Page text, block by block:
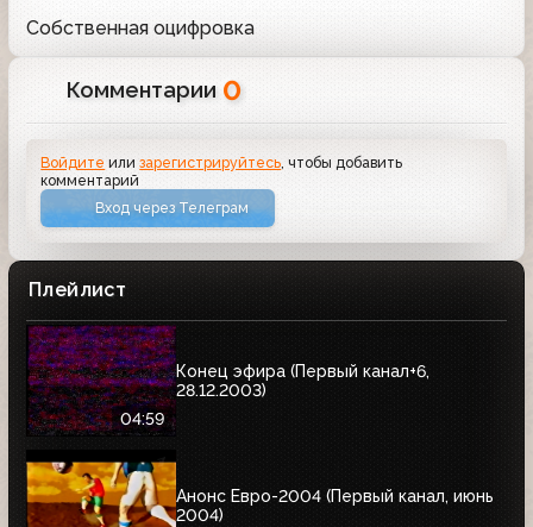
Собственная оцифровка
Комментарии 0
Войдите илизарегистрируйтесь, чтобы добавить
комментарий
Вход через Телеграм
Плейлист
04:59
Конец эфира (Первый канал+6,
28.12.2003)
Анонс Евро-2004 (Первый канал, июнь
2004)